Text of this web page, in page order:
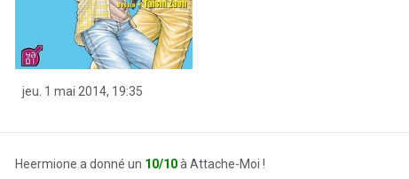
jeu. 1 mai 2014, 19:35
Heermione a donné un 10/10à Attache-Moi !